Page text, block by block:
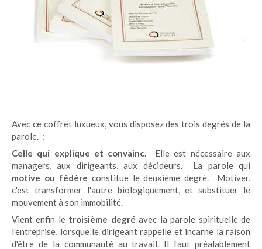
Avec ce coffret luxueux, vous disposez des trois degrés de la
parole. :
Celle qui explique et convainc. Elle est nécessaire aux
managers, aux dirigeants, aux décideurs. La parole qui
motive ou fédère constitue le deuxième degré. Motiver,
c'est transformer l'autre biologiquement, et substituer le
mouvement à son immobilité.
Vient enfin le troisième degré avec la parole spirituelle de
l'entreprise, lorsque le dirigeant rappelle et incarne la raison
d'être de la communauté au travail. Il faut préalablement